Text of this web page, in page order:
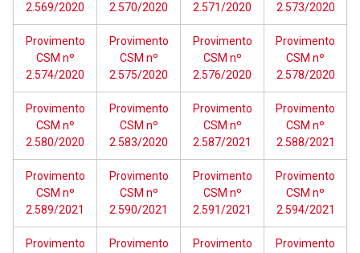
2.569/2020
2.570/2020
2.571/2020
2.573/2020
Provimento
CSM nº
2.574/2020
Provimento
CSM nº
2.575/2020
Provimento
CSM nº
2.576/2020
Provimento
CSM nº
2.578/2020
Provimento
CSM nº
2.580/2020
Provimento
CSM nº
2.583/2020
Provimento
CSM nº
2.587/2021
Provimento
CSM nº
2.588/2021
Provimento
CSM nº
2.589/2021
Provimento
CSM nº
2.590/2021
Provimento
CSM nº
2.591/2021
Provimento
CSM nº
2.594/2021
Provimento
Provimento
Provimento
Provimento